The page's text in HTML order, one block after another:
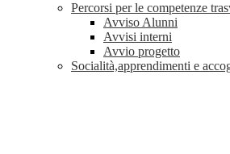
Percorsi per le competenze
Avviso Alunni
Avvisi interni
Avvio progetto
Socialità,apprendimenti e